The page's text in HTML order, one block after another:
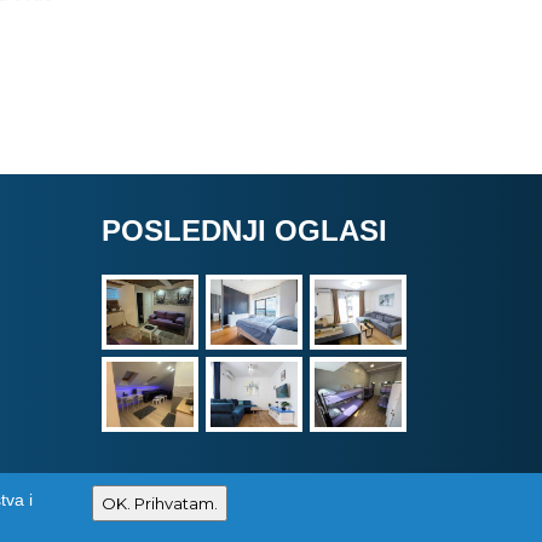
POSLEDNJI OGLASI
Izrada i održavanje sajtova
i